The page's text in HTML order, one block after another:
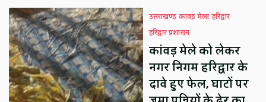
उत्तराखण्ड कावड़ मेला हरिद्वार
हरिद्वार प्रशासन
कांवड़ मेले को लेकर
नगर निगम हरिद्वार के
दावे हुए फेल, घाटों पर